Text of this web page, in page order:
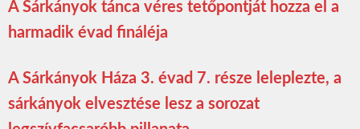
A Sárkányok tánca véres tetőpontját hozza el a
harmadik évad fináléja
A Sárkányok Háza 3. évad 7. része leleplezte, a
sárkányok elvesztése lesz a sorozat